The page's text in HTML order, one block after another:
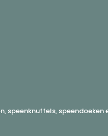
speenknuffels, speendoeken